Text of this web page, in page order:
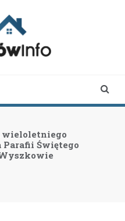
wieloletniego
Parafii Świętego